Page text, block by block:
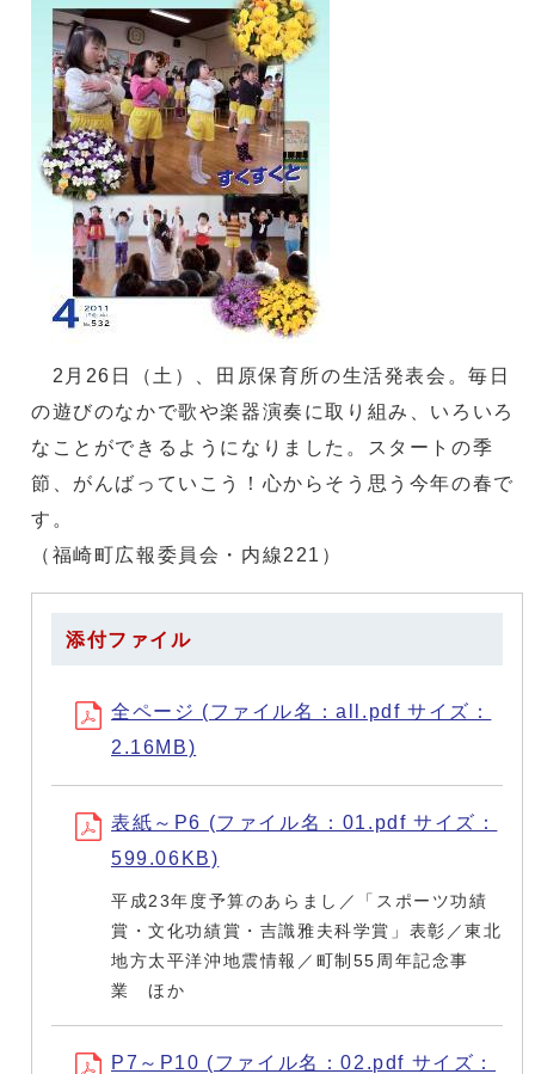
2月26日（土）、田原保育所の生活発表会。毎日
の遊びのなかで歌や楽器演奏に取り組み、いろいろ
なことができるようになりました。スタートの季
節、がんばっていこう！心からそう思う今年の春で
す。
（福崎町広報委員会・内線221）
添付ファイル
全ページ (ファイル名：all.pdf サイズ：
2.16MB)
表紙～P6 (ファイル名：01.pdf サイズ：
599.06KB)
平成23年度予算のあらまし／「スポーツ功績
賞・文化功績賞・吉識雅夫科学賞」表彰／東北
地方太平洋沖地震情報／町制55周年記念事
業 ほか
P7～P10 (ファイル名：02.pdf サイズ：